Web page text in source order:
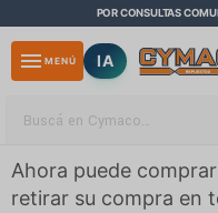
POR CONSULTAS
menu MENÚ IA
Ahora puede
retirar su compra en
close